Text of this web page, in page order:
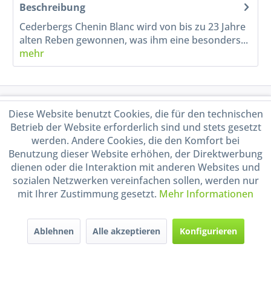
Beschreibung
Cederbergs Chenin Blanc wird von bis zu 23 Jahre
alten Reben gewonnen, was ihm eine besonders...
mehr
Service Hotline
Shop Service
Informationen
Handel mit BIO-Weinen
durch DE-ÖKO-009
Diese Website benutzt Cookies, die für den technischen
Betrieb der Website erforderlich sind und stets gesetzt
werden. Andere Cookies, die den Komfort bei
Benutzung dieser Website erhöhen, der Direktwerbung
dienen oder die Interaktion mit anderen Websites und
sozialen Netzwerken vereinfachen sollen, werden nur
mit Ihrer Zustimmung gesetzt. Mehr Informationen
Ablehnen Alle akzeptieren Konfigurieren